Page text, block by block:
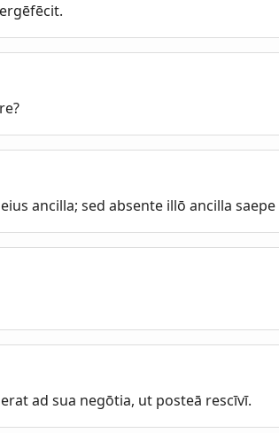
ancilla; sed absente illō ancilla
ad sua negōtia, ut posteā rescīvī.